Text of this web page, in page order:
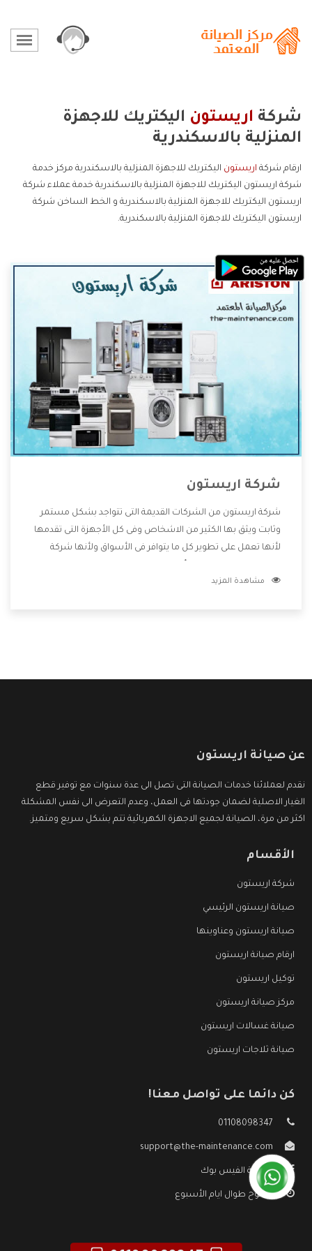
شركة اريستون اليكتريك للاجهزة
المنزلية بالاسكندرية
ارقام شركة اريستون اليكتريك للاجهزة المنزلية بالاسكندرية مركز خدمة
شركة اريستون اليكتريك للاجهزة المنزلية بالاسكندرية خدمة عملاء شركة
اريستون اليكتريك للاجهزة المنزلية بالاسكندرية و الخط الساخن شركة
اريستون اليكتريك للاجهزة المنزلية بالاسكندرية.
شركة اريستون
شركة اريستون من الشركات القديمة التى تتواجد بشكل مستمر
وثابت ويثق بها الكثير من الاشخاص وفى كل الأجهزة التى تقدمها
لأنها تعمل على تطوير كل ما يتوافر فى الأسواق ولأنها شركة
وتقدم للعملاء أقوى العروض والخصومات التى تسهل على
مشاهدة المزيد
عن صيانة اريستون
نقدم لعملائنا خدمات الصيانة التى تصل الى عدة سنوات مع توفير قطع
الغيار الاصلية لضمان جودتها فى العمل، وعدم التعرض الى نفس المشكلة
اكثر من مرة، الصيانة لجميع الاجهزة الكهربائية تتم بشكل سريع ومتميز.
الأقسام
شركة اريستون
صيانة اريستون الرئيسي
صيانة اريستون وعناوينها
ارقام صيانة اريستون
توكيل اريستون
مركز صيانة اريستون
صيانة غسالات اريستون
صيانة ثلاجات اريستون
كن دائما على تواصل معنا!
01108098347
support@the-maintenance.com
صفحة الفيس بوك
مفتوح طوال ايام الأسبوع